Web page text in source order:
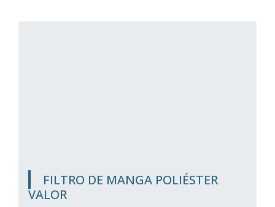
FILTRO DE MANGA POLIÉSTER
VALOR